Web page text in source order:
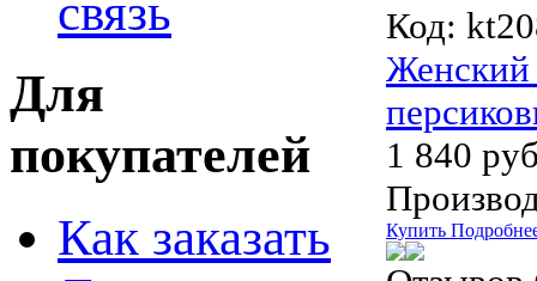
Код:
Женский
1 840
Купить
связь
Для
покупателей
Как заказать